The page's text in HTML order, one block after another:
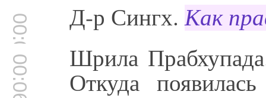
00:05:56 Д-р Сингх.Как
Шрила
Откуда